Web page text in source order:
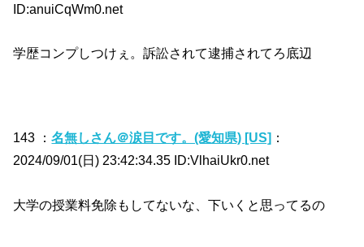
ID:anuiCqWm0.net
学歴コンプしつけぇ。訴訟されて逮捕されてろ底辺
143 ：名無しさん＠涙目です。(愛知県) [US] ：
2024/09/01(日) 23:42:34.35 ID:VlhaiUkr0.net
大学の授業料免除もしてないな、下いくと思ってるの